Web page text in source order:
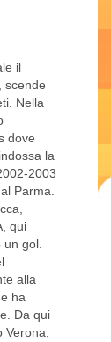
il
scende
Nella
dove
la
2003
Parma.
qui
un gol.
alla
ha
Da qui
Verona,